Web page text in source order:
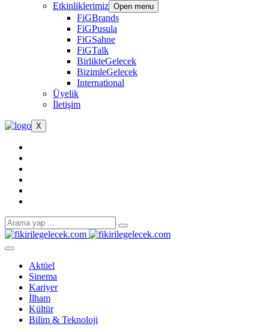
Etkinliklerimiz Open menu
FiGBrands
FiGPusula
FiGSahne
FiGTalk
BirlikteGelecek
BizimleGelecek
International
Üyelik
İletişim
X
Aktüel
Sinema
Kariyer
İlham
Kültür
Bilim & Teknoloji